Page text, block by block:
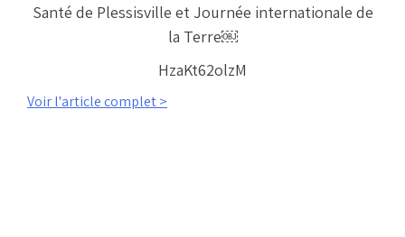
Santé de Plessisville et Journée internationale de
la Terre￼
HzaKt62olzM
Voir l'article complet >